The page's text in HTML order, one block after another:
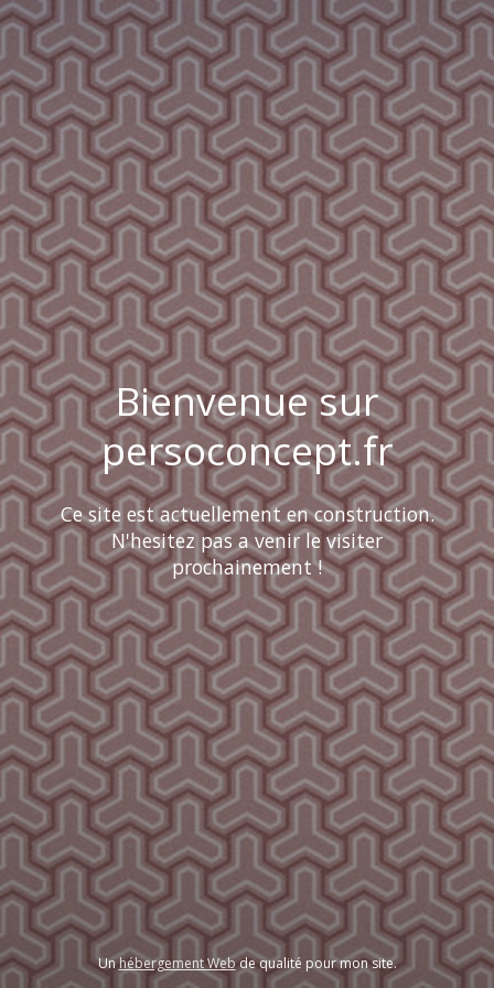
Bienvenue sur
persoconcept.fr
Ce site est actuellement en construction.
N'hesitez pas a venir le visiter
prochainement !
Unhébergement Webde qualité pour mon site.